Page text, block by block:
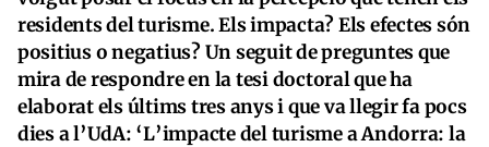
residents del turisme. Els impacta? Els efectes són
positius o negatius? Un seguit de preguntes que
mira de respondre en la tesi doctoral que ha
elaborat els últims tres anys i que va llegir fa pocs
dies a l’UdA: ‘L’impacte del turisme a Andorra: la